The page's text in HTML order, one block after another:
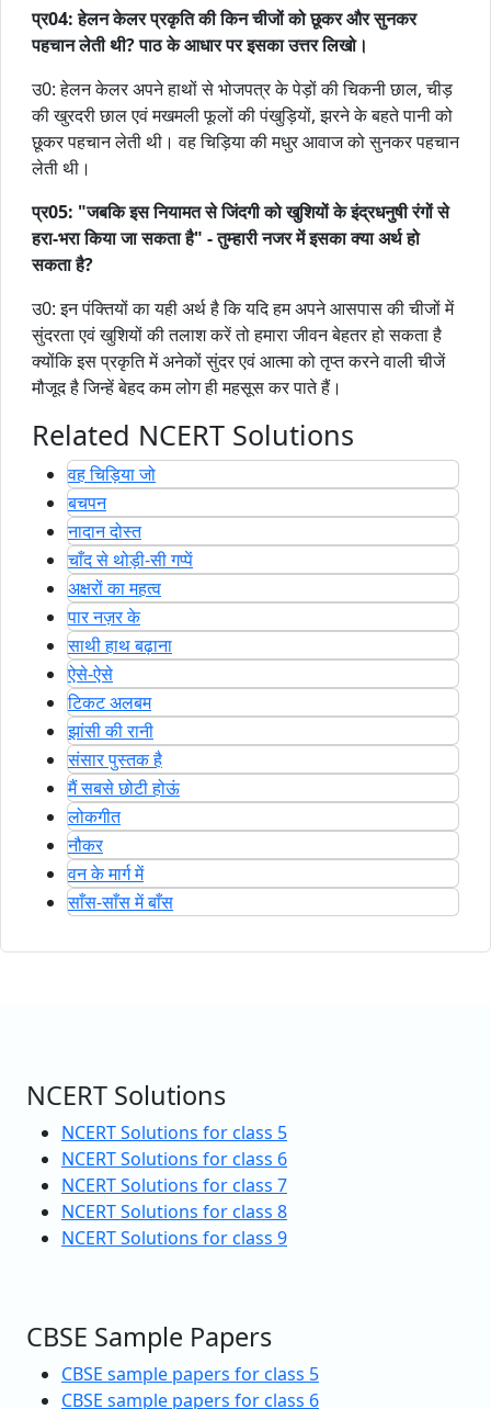
प्र04: हेलन केलर प्रकृति की किन चीजों को छूकर और सुनकर
पहचान लेती थी? पाठ के आधार पर इसका उत्तर लिखो।
उ0: हेलन केलर अपने हाथों से भोजपत्र के पेड़ों की चिकनी छाल, चीड़
की खुरदरी छाल एवं मखमली फूलों की पंखुड़ियों, झरने के बहते पानी को
छूकर पहचान लेती थी। वह चिड़िया की मधुर आवाज को सुनकर पहचान
लेती थी।
प्र05: "जबकि इस नियामत से जिंदगी को खुशियों के इंद्रधनुषी रंगों से
हरा-भरा किया जा सकता है" - तुम्हारी नजर में इसका क्या अर्थ हो
सकता है?
उ0: इन पंक्तियों का यही अर्थ है कि यदि हम अपने आसपास की चीजों में
सुंदरता एवं खुशियों की तलाश करें तो हमारा जीवन बेहतर हो सकता है
क्योंकि इस प्रकृति में अनेकों सुंदर एवं आत्मा को तृप्त करने वाली चीजें
मौजूद है जिन्हें बेहद कम लोग ही महसूस कर पाते हैं।
Related NCERT Solutions
वह चिड़िया जो
बचपन
नादान दोस्त
चाँद से थोड़ी-सी गप्पें
अक्षरों का महत्व
पार नज़र के
साथी हाथ बढ़ाना
ऐसे-ऐसे
टिकट अलबम
झांसी की रानी
संसार पुस्तक है
मैं सबसे छोटी होऊं
लोकगीत
नौकर
वन के मार्ग में
साँस-साँस में बाँस
NCERT Solutions
NCERT Solutions for class 5
NCERT Solutions for class 6
NCERT Solutions for class 7
NCERT Solutions for class 8
NCERT Solutions for class 9
CBSE Sample Papers
CBSE sample papers for class 5
CBSE sample papers for class 6